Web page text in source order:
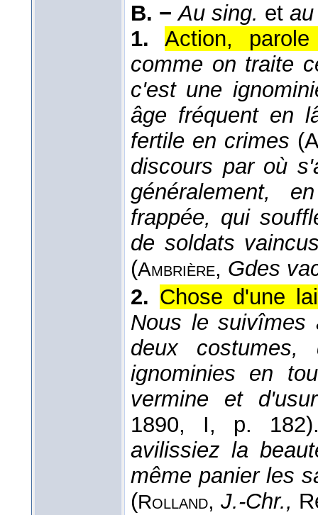
B. − Au sing. et
1.
Action,
comme on traite
c'est une
âge fréquent en
fertile en crimes (
discours par où
généralement,
frappée, qui
de soldats
(Ambrière, Gdes
2. Chose d'une
Nous le suivîmes
deux
ignominies en
vermine et
1890, I, p.
avilissiez la
même panier les
(Rolland, J.-Chr.,